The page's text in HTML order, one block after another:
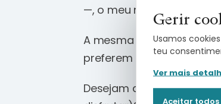
—, o meu nome é JC, em
A mesma situação num
preferem ser atendidos
Desejam que vos
Gerir
Usamos
teu
Ver mais
Aceitar todos